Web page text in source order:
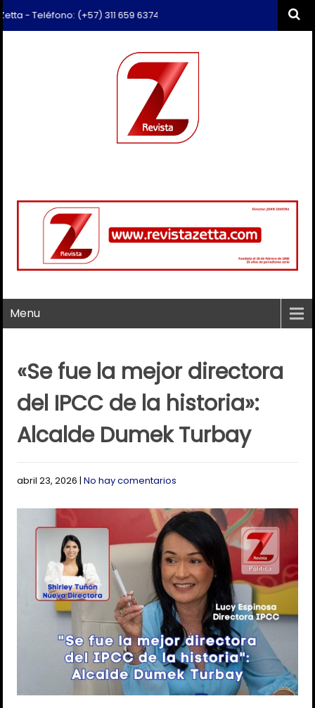
(+57) 311 659 6374 - Correo: revista.zetta@gmail.com
Menu
«Se fue la mejor directora
del IPCC de la historia»:
Alcalde Dumek Turbay
abril 23, 2026 |No hay comentarios